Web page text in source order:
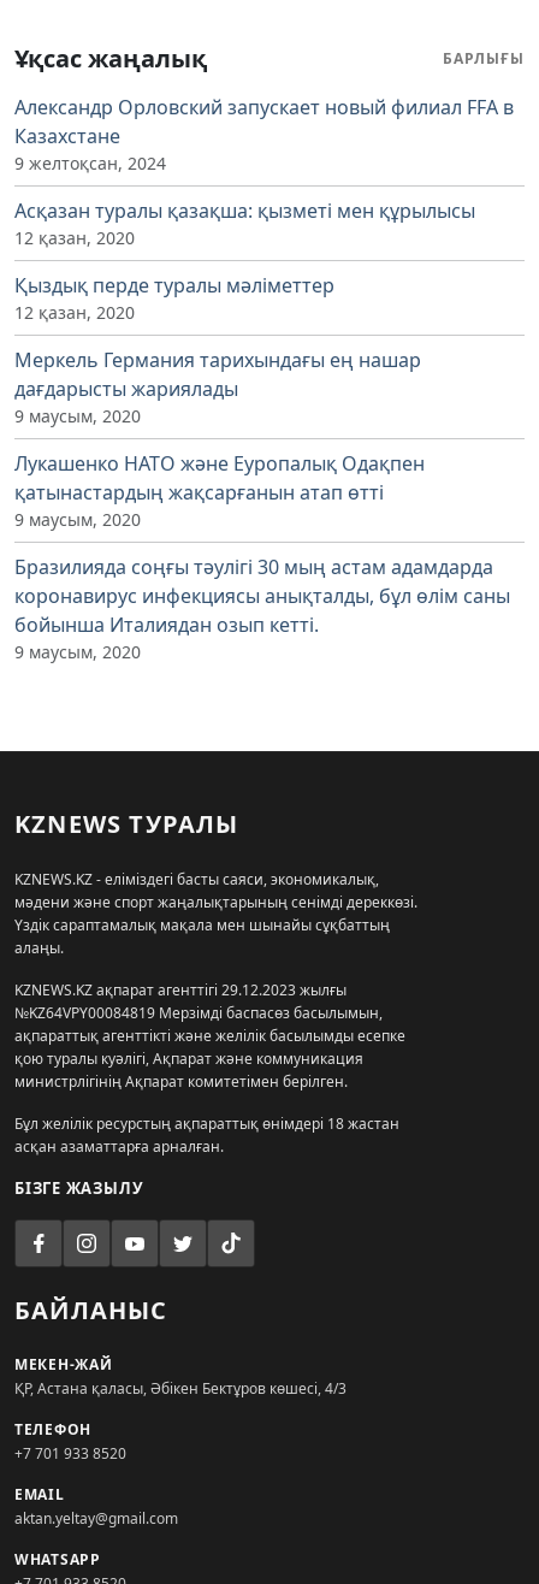
Ұқсас жаңалық БАРЛЫҒЫ
Александр Орловский запускает новый филиал FFA в
Казахстане
9 желтоқсан, 2024
Асқазан туралы қазақша: қызметі мен құрылысы
12 қазан, 2020
Қыздық перде туралы мәліметтер
12 қазан, 2020
Меркель Германия тарихындағы ең нашар
дағдарысты жариялады
9 маусым, 2020
Лукашенко НАТО және Еуропалық Одақпен
қатынастардың жақсарғанын атап өтті
9 маусым, 2020
Бразилияда соңғы тәулігі 30 мың астам адамдарда
коронавирус инфекциясы анықталды, бұл өлім саны
бойынша Италиядан озып кетті.
9 маусым, 2020
KZNEWS ТУРАЛЫ
KZNEWS.KZ - еліміздегі басты саяси, экономикалық,
мәдени және спорт жаңалықтарының сенімді дереккөзі.
Үздік сараптамалық мақала мен шынайы сұқбаттың
алаңы.
KZNEWS.KZ ақпарат агенттігі 29.12.2023 жылғы
№KZ64VPY00084819 Мерзімді баспасөз басылымын,
ақпараттық агенттікті және желілік басылымды есепке
қою туралы куәлігі, Ақпарат және коммуникация
министрлігінің Ақпарат комитетімен берілген.
Бұл желілік ресурстың ақпараттық өнімдері 18 жастан
асқан азаматтарға арналған.
БІЗГЕ ЖАЗЫЛУ
БАЙЛАНЫС
МЕКЕН-ЖАЙ
ҚР, Астана қаласы, Әбікен Бектұров көшесі, 4/3
ТЕЛЕФОН
+7 701 933 8520
EMAIL
aktan.yeltay@gmail.com
WHATSAPP